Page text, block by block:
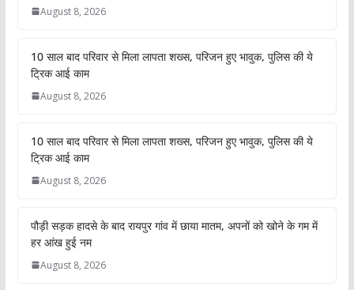
August 8, 2026
10 साल बाद परिवार से मिला लापता शख्स, परिजन हुए भावुक, पुलिस की ये
ट्रिक आई काम
August 8, 2026
10 साल बाद परिवार से मिला लापता शख्स, परिजन हुए भावुक, पुलिस की ये
ट्रिक आई काम
August 8, 2026
पौड़ी सड़क हादसे के बाद रायपुर गांव में छाया मातम, अपनों को खोने के गम में
हर आंख हुई नम
August 8, 2026